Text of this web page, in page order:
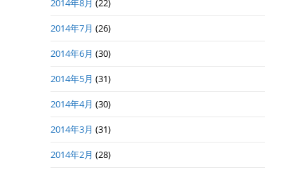
2014年8月 (22)
2014年7月 (26)
2014年6月 (30)
2014年5月 (31)
2014年4月 (30)
2014年3月 (31)
2014年2月 (28)